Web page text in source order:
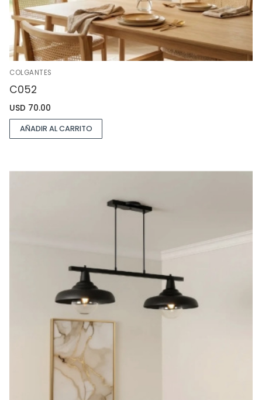
COLGANTES
C052
USD 70.00
AÑADIR AL CARRITO